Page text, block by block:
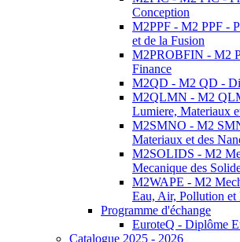
Conception
M2PPF - M2 PPF -
et de la Fusion
M2PROBFIN - M2
Finance
M2QD - M2 QD -
M2QLMN - M2
Lumiere, Materiaux
M2SMNO - M2
Materiaux et des
M2SOLIDS - M2
Mecanique des
M2WAPE - M2
Eau, Air, Pollution et
Programme d'échange
EuroteQ - Diplôme
Catalogue 2025 - 2026